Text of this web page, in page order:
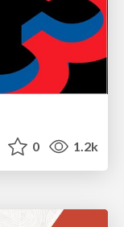
0 1.2k